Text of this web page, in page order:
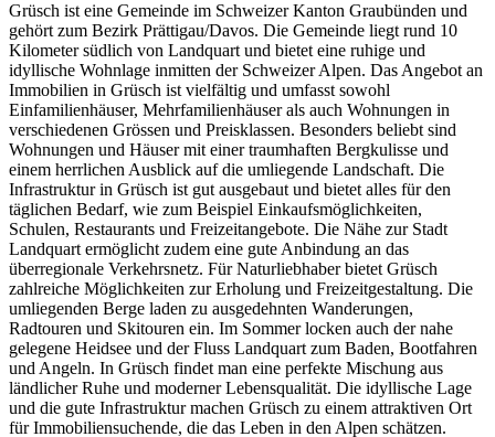
Grüsch ist eine Gemeinde im Schweizer Kanton Graubünden und
gehört zum Bezirk Prättigau/Davos. Die Gemeinde liegt rund 10
Kilometer südlich von Landquart und bietet eine ruhige und
idyllische Wohnlage inmitten der Schweizer Alpen. Das Angebot an
Immobilien in Grüsch ist vielfältig und umfasst sowohl
Einfamilienhäuser, Mehrfamilienhäuser als auch Wohnungen in
verschiedenen Grössen und Preisklassen. Besonders beliebt sind
Wohnungen und Häuser mit einer traumhaften Bergkulisse und
einem herrlichen Ausblick auf die umliegende Landschaft. Die
Infrastruktur in Grüsch ist gut ausgebaut und bietet alles für den
täglichen Bedarf, wie zum Beispiel Einkaufsmöglichkeiten,
Schulen, Restaurants und Freizeitangebote. Die Nähe zur Stadt
Landquart ermöglicht zudem eine gute Anbindung an das
überregionale Verkehrsnetz. Für Naturliebhaber bietet Grüsch
zahlreiche Möglichkeiten zur Erholung und Freizeitgestaltung. Die
umliegenden Berge laden zu ausgedehnten Wanderungen,
Radtouren und Skitouren ein. Im Sommer locken auch der nahe
gelegene Heidsee und der Fluss Landquart zum Baden, Bootfahren
und Angeln. In Grüsch findet man eine perfekte Mischung aus
ländlicher Ruhe und moderner Lebensqualität. Die idyllische Lage
und die gute Infrastruktur machen Grüsch zu einem attraktiven Ort
für Immobiliensuchende, die das Leben in den Alpen schätzen.